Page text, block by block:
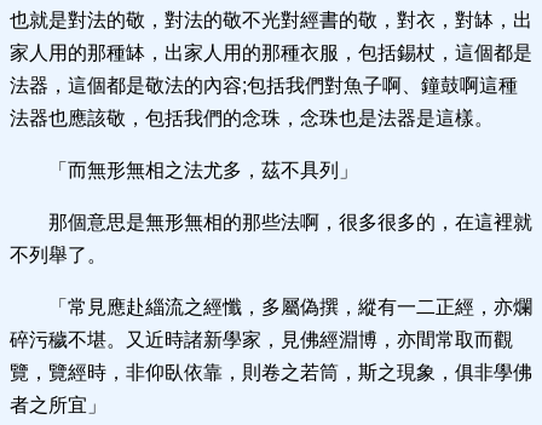
也就是對法的敬，對法的敬不光對經書的敬，對衣，對缽，出
家人用的那種缽，出家人用的那種衣服，包括錫杖，這個都是
法器，這個都是敬法的內容;包括我們對魚子啊、鐘鼓啊這種
法器也應該敬，包括我們的念珠，念珠也是法器是這樣。
「而無形無相之法尤多，茲不具列」
那個意思是無形無相的那些法啊，很多很多的，在這裡就
不列舉了。
「常見應赴緇流之經懺，多屬偽撰，縱有一二正經，亦爛
碎污穢不堪。又近時諸新學家，見佛經淵博，亦間常取而觀
覽，覽經時，非仰臥依靠，則卷之若筒，斯之現象，俱非學佛
者之所宜」